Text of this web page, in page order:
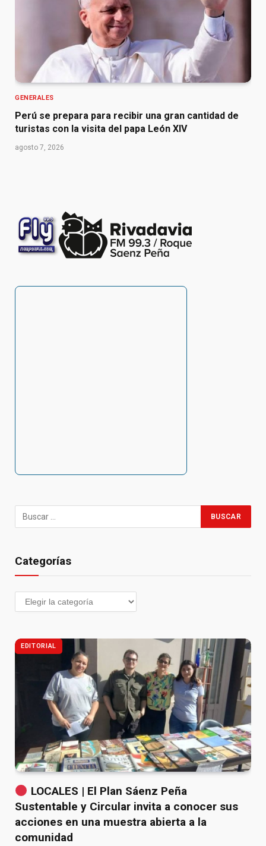
GENERALES
Perú se prepara para recibir una gran cantidad de
turistas con la visita del papa León XIV
agosto 7, 2026
Categorías
EDITORIAL
LOCALES | El Plan Sáenz Peña
Sustentable y Circular invita a conocer sus
acciones en una muestra abierta a la
comunidad